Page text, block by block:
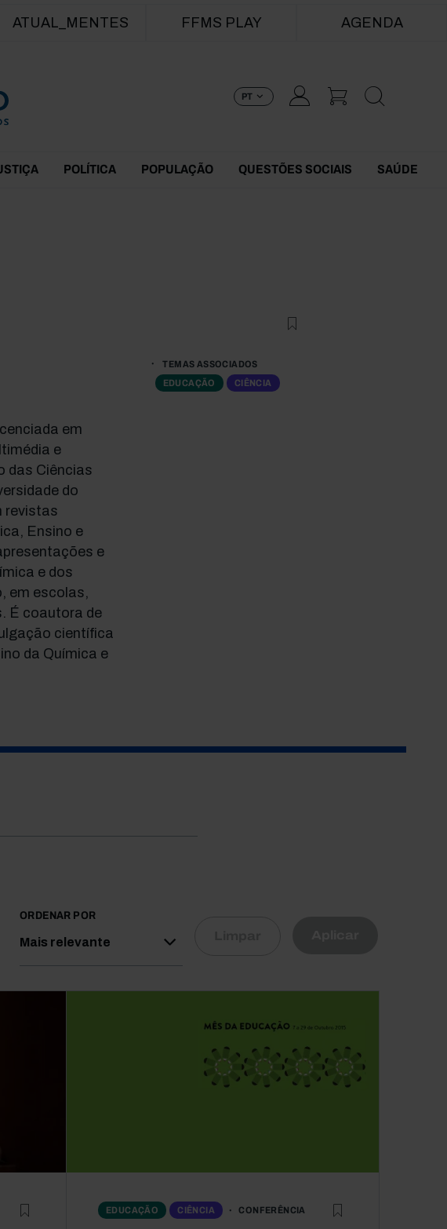
ATUAL_MENTES FFMS PLAY AGENDA
PT
POLÍTICA POPULAÇÃO QUESTÕES SOCIAIS SAÚDE
em
e
das Ciências
do
revistas
Ensino e
e
e dos
em escolas,
É coautora de
científica
da Química e
TEMAS ASSOCIADOS
EDUCAÇÃO
CIÊNCIA
ORDENAR POR
Mais relevante
EDUCAÇÃO CIÊNCIA CONFERÊNCIA